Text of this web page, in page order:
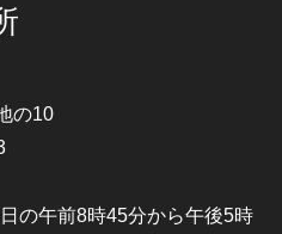
の10
の午前8時45分から午後5時